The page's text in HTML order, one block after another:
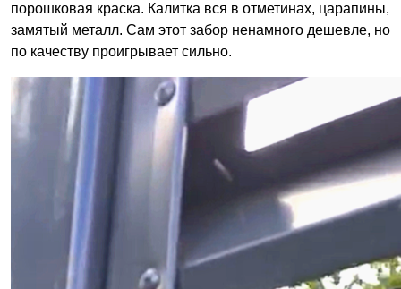
порошковая краска. Калитка вся в отметинах, царапины,
замятый металл. Сам этот забор ненамного дешевле, но
по качеству проигрывает сильно.